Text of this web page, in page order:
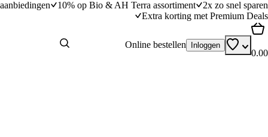
10% op Bio & AH Terra assortiment
2x zo snel sparen
Extra korting met Premium Deals
Online bestellen Inloggen
0.00